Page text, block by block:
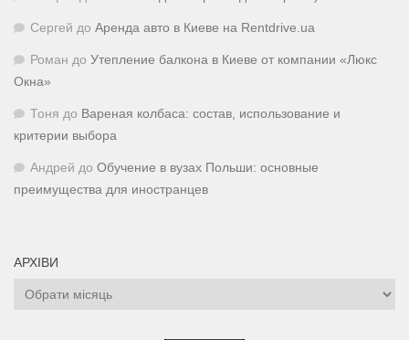
Сергей до Аренда авто в Киеве на Rentdrive.ua
Роман до Утепление балкона в Киеве от компании «Люкс
Окна»
Тоня до Вареная колбаса: состав, использование и
критерии выбора
Андрей до Обучение в вузах Польши: основные
преимущества для иностранцев
АРХІВИ
Архіви